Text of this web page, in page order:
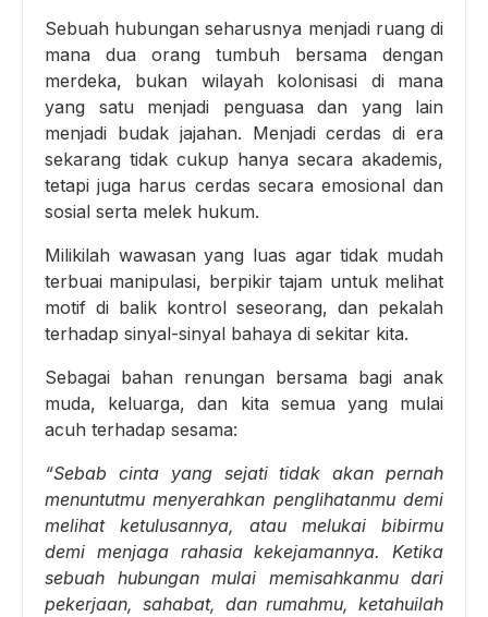
Sebuah hubungan seharusnya menjadi ruang di
mana dua orang tumbuh bersama dengan
merdeka, bukan wilayah kolonisasi di mana
yang satu menjadi penguasa dan yang lain
menjadi budak jajahan. Menjadi cerdas di era
sekarang tidak cukup hanya secara akademis,
tetapi juga harus cerdas secara emosional dan
sosial serta melek hukum.
Milikilah wawasan yang luas agar tidak mudah
terbuai manipulasi, berpikir tajam untuk melihat
motif di balik kontrol seseorang, dan pekalah
terhadap sinyal-sinyal bahaya di sekitar kita.
Sebagai bahan renungan bersama bagi anak
muda, keluarga, dan kita semua yang mulai
acuh terhadap sesama:
“Sebab cinta yang sejati tidak akan pernah
menuntutmu menyerahkan penglihatanmu demi
melihat ketulusannya, atau melukai bibirmu
demi menjaga rahasia kekejamannya. Ketika
sebuah hubungan mulai memisahkanmu dari
pekerjaan, sahabat, dan rumahmu, ketahuilah